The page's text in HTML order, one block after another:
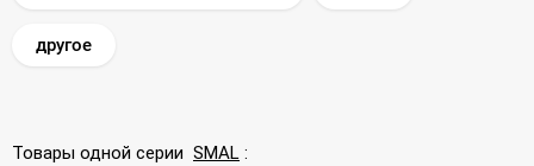
другое
Товары одной серии SMAL :